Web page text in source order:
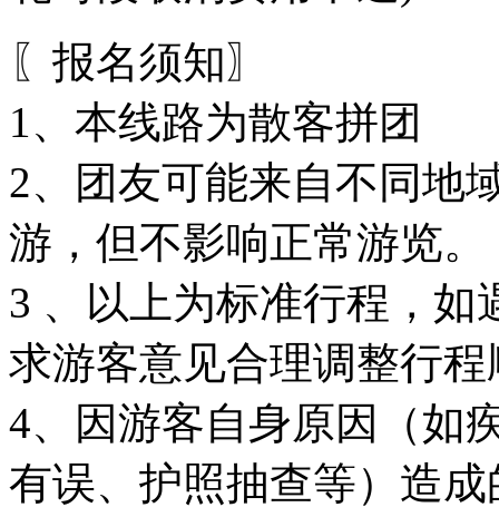
〖报名须知〗
1、本线路为散客拼团
2、团友可能来自不同地
游，但不影响正常游览。
3 、以上为标准行程，
求游客意见合理调整行程
4、因游客自身原因（如
有误、护照抽查等）造